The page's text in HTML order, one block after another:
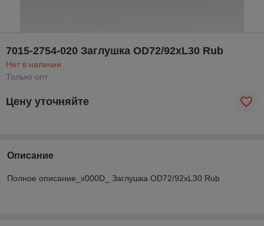
7015-2754-020 Заглушка OD72/92xL30 Rub
Нет в наличии
Только опт
Цену уточняйте
Описание
Полное описание_x000D_ Заглушка OD72/92xL30 Rub